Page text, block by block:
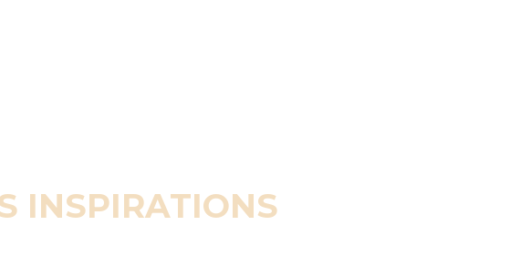
INSPIRATIONS